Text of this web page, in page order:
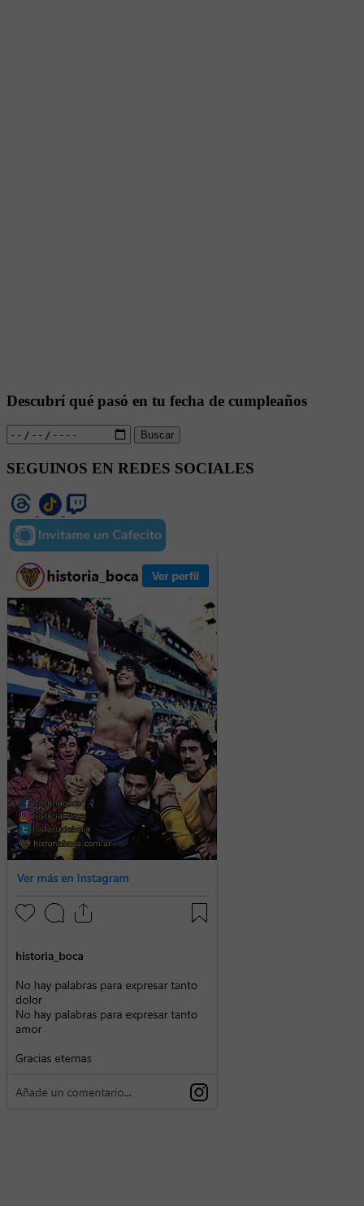
Descubrí qué pasó en tu fecha de cumpleaños
Buscar
SEGUINOS EN REDES SOCIALES